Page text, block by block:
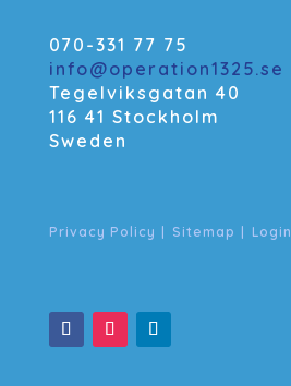
070-331 77 75
info@operation1325.se
Tegelviksgatan 40
116 41 Stockholm
Sweden
Privacy Policy | Sitemap | Login